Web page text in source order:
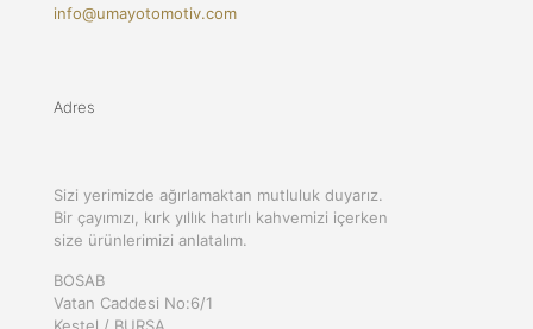
info@umayotomotiv.com
Adres
Sizi yerimizde ağırlamaktan mutluluk duyarız.
Bir çayımızı, kırk yıllık hatırlı kahvemizi içerken
size ürünlerimizi anlatalım.
BOSAB
Vatan Caddesi No:6/1